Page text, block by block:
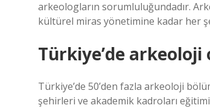
arkeologların sorumluluğundadır.
kültürel miras yönetimine kadar her
Türkiye’de
Türkiye’de 50’den fazla arkeoloji
şehirleri ve akademik kadroları